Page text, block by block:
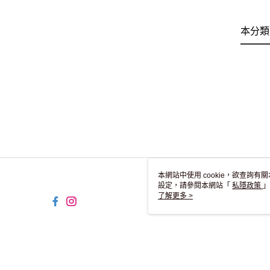
本分
本網站中使用 cookie，欲查詢有
設定，請參閱本網站「 私隱政策
用 cookie。
了解更多 >